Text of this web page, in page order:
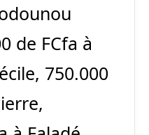
de FCfa à
750.000